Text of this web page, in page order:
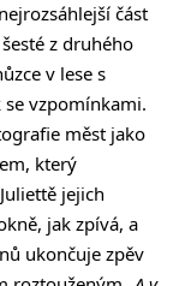
část
z druhého
v lese s
vzpomínkami.
měst jako
který
jejich
jak zpívá, a
ukončuje zpěv